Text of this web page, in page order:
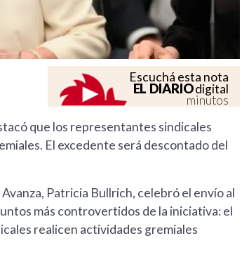
Escuchá esta nota
EL DIARIOdigital
minutos
que los representantes sindicales
El excedente será descontado del
Patricia Bullrich, celebró el envío al
más controvertidos de la iniciativa: el
realicen actividades gremiales